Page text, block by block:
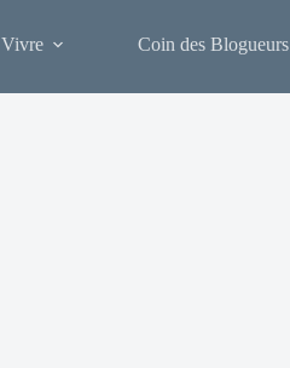
Coin des Blogueurs